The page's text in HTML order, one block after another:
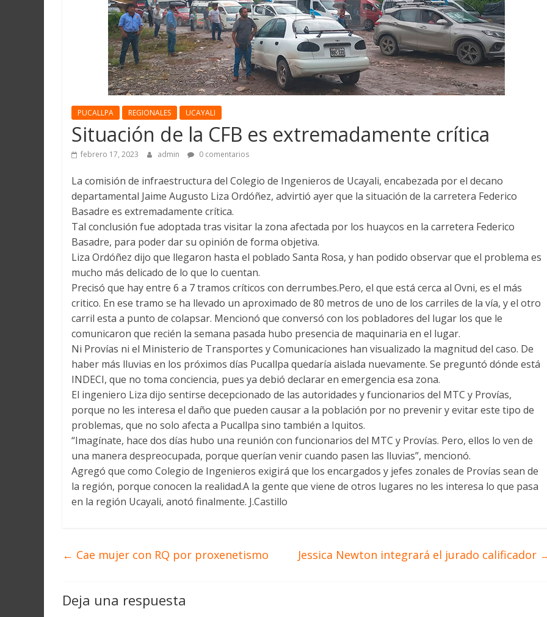
PUCALLPA REGIONALES UCAYALI
Situación de la CFB es extremadamente crítica
febrero 17, 2023 admin 0 comentarios
La comisión de infraestructura del Colegio de Ingenieros de Ucayali, encabezada por el decano
departamental Jaime Augusto Liza Ordóñez, advirtió ayer que la situación de la carretera Federico
Basadre es extremadamente crítica.
Tal conclusión fue adoptada tras visitar la zona afectada por los huaycos en la carretera Federico
Basadre, para poder dar su opinión de forma objetiva.
Liza Ordóñez dijo que llegaron hasta el poblado Santa Rosa, y han podido observar que el problema es
mucho más delicado de lo que lo cuentan.
Precisó que hay entre 6 a 7 tramos críticos con derrumbes.Pero, el que está cerca al Ovni, es el más
critico. En ese tramo se ha llevado un aproximado de 80 metros de uno de los carriles de la vía, y el otro
carril esta a punto de colapsar. Mencionó que conversó con los pobladores del lugar los que le
comunicaron que recién la semana pasada hubo presencia de maquinaria en el lugar.
Ni Provías ni el Ministerio de Transportes y Comunicaciones han visualizado la magnitud del caso. De
haber más lluvias en los próximos días Pucallpa quedaría aislada nuevamente. Se preguntó dónde está
INDECI, que no toma conciencia, pues ya debió declarar en emergencia esa zona.
El ingeniero Liza dijo sentirse decepcionado de las autoridades y funcionarios del MTC y Provías,
porque no les interesa el daño que pueden causar a la población por no prevenir y evitar este tipo de
problemas, que no solo afecta a Pucallpa sino también a Iquitos.
“Imagínate, hace dos días hubo una reunión con funcionarios del MTC y Provías. Pero, ellos lo ven de
una manera despreocupada, porque querían venir cuando pasen las lluvias”, mencionó.
Agregó que como Colegio de Ingenieros exigirá que los encargados y jefes zonales de Provías sean de
la región, porque conocen la realidad.A la gente que viene de otros lugares no les interesa lo que pasa
en la región Ucayali, anotó finalmente. J.Castillo
← Cae mujer con RQ por proxenetismo Jessica Newton integrará el jurado calificador
Deja una respuesta